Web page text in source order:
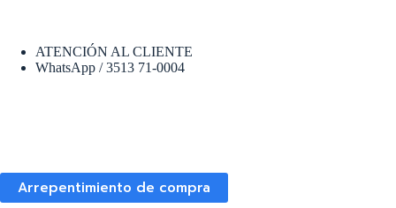
ATENCIÓN AL CLIENTE
WhatsApp / 3513 71-0004
Arrepentimiento de compra